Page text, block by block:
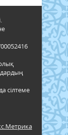
сілтеме